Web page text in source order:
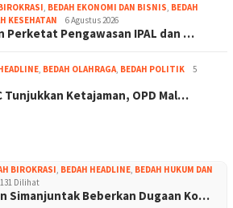
BEDAH EKONOMI DAN BISNIS BEDAH
KESEHATAN 6 Agustus 2026
Perketat Pengawasan IPAL dan …
BEDAH OLAHRAGA BEDAH POLITIK
5
Tunjukkan Ketajaman, OPD Mal…
BIROKRASI BEDAH HEADLINE BEDAH HUKUM DAN
Dilihat
Simanjuntak Beberkan Dugaan Ko…